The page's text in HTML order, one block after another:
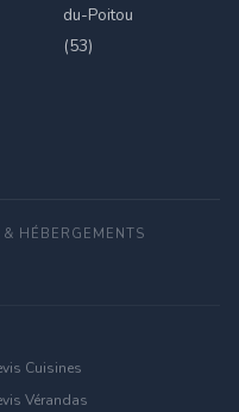
du-Poitou
(53)
HÉBERGEMENTS
Cuisines
Vérandas